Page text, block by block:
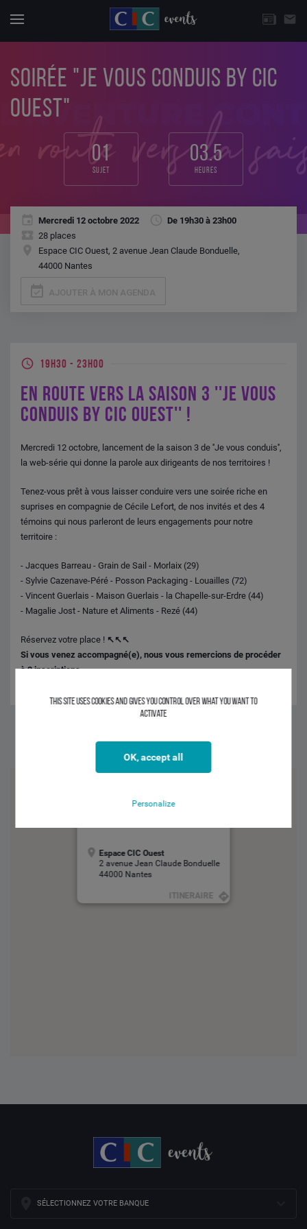
email
CHOISISSEZ UNE THÉMATIQUE
SOIRÉE "JE VOUS CONDUIS BY CIC
OUEST"
01
sujet
03.5
heures
Mercredi 12 octobre 2022
De 19h30 à 23h00
28 places
Espace CIC Ouest, 2 avenue Jean Claude Bonduelle,
44000 Nantes
19H30 - 23H00
EN ROUTE VERS LA SAISON 3 ''JE VOUS
CONDUIS BY CIC OUEST'' !
Mercredi 12 octobre, lancement de la saison 3 de ''Je vous conduis'',
la web-série qui donne la parole aux dirigeants de nos territoires !
Tenez-vous prêt à vous laisser conduire vers une soirée riche en
suprises en compagnie de Cécile Lefort, de nos invités et des 4
témoins qui nous parleront de leurs engagements pour notre
territoire :
- Jacques Barreau - Grain de Sail - Morlaix (29)
- Sylvie Cazenave-Péré - Posson Packaging - Louailles (72)
- Vincent Guerlais - Maison Guerlais - la Chapelle-sur-Erdre (44)
- Magalie Jost - Nature et Aliments - Rezé (44)
Réservez votre place ! ↖↖↖
Si vous venez accompagné(e), nous vous remercions de procéder
à 2 inscriptions.
Facebook Twitter
Espace CIC Ouest
2 avenue Jean Claude Bonduelle
44000 Nantes
ITINERAIRE
SÉLECTIONNEZ VOTRE BANQUE
This site uses cookies and gives you control over what you want to
activate
OK, accept all
Personalize